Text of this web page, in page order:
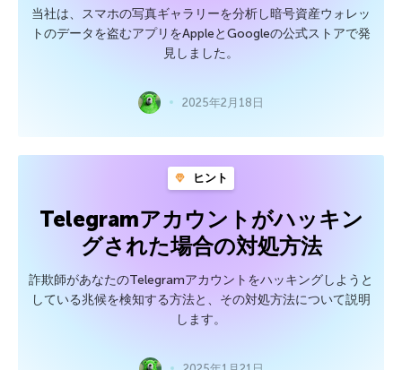
当社は、スマホの写真ギャラリーを分析し暗号資産ウォレッ
トのデータを盗むアプリをAppleとGoogleの公式ストアで発
見しました。
2025年2月18日
ヒント
Telegramアカウントがハッキン
グされた場合の対処方法
詐欺師があなたのTelegramアカウントをハッキングしようと
している兆候を検知する方法と、その対処方法について説明
します。